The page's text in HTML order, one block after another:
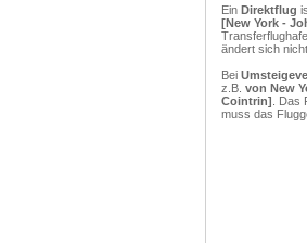
Ein Direktflug
[New York -
ändert sich nicht.
Bei
z.B. von New
Cointrin] .
muss das